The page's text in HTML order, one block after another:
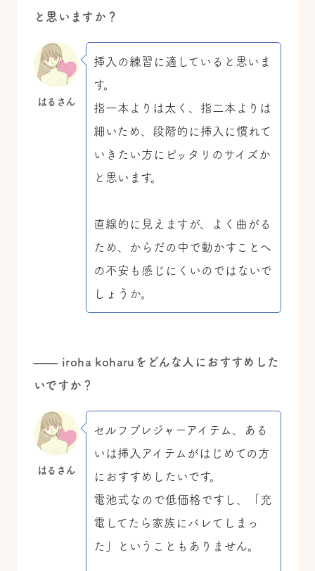
と思いますか？
はるさん
挿入の練習に適していると思いま
す。
指一本よりは太く、指二本よりは
細いため、段階的に挿入に慣れて
いきたい方にピッタリのサイズか
と思います。
直線的に見えますが、よく曲がる
ため、からだの中で動かすことへ
の不安も感じにくいのではないで
しょうか。
—— iroha koharuをどんな人におすすめした
いですか？
はるさん
セルフプレジャーアイテム、ある
いは挿入アイテムがはじめての方
におすすめしたいです。
電池式なので低価格ですし、「充
電してたら家族にバレてしまっ
た」ということもありません。